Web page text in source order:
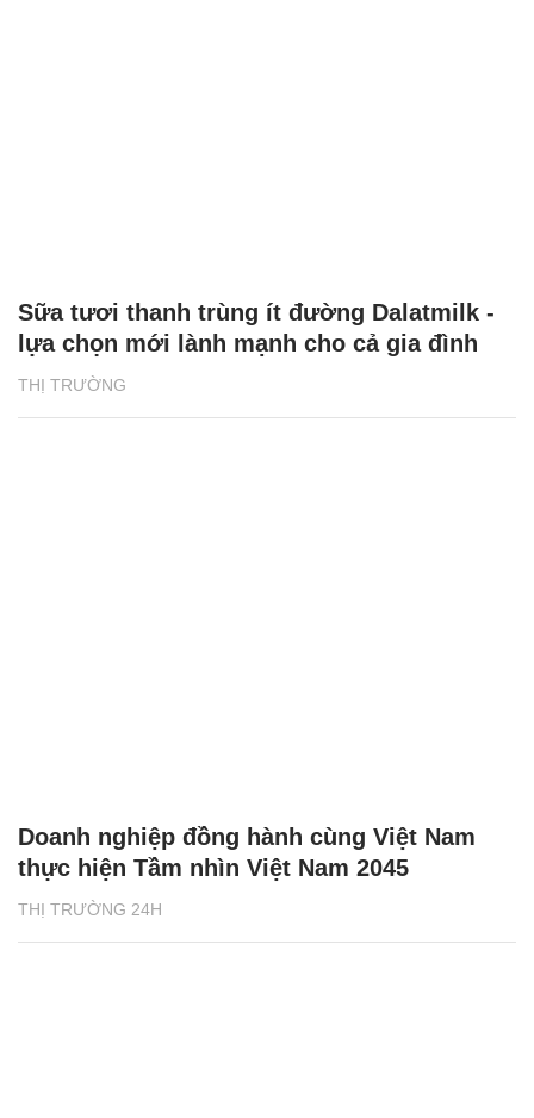
THỊ TRƯỜNG
Sữa tươi thanh trùng ít đường Dalatmilk -
lựa chọn mới lành mạnh cho cả gia đình
THỊ TRƯỜNG 24H
Doanh nghiệp đồng hành cùng Việt Nam
thực hiện Tầm nhìn Việt Nam 2045